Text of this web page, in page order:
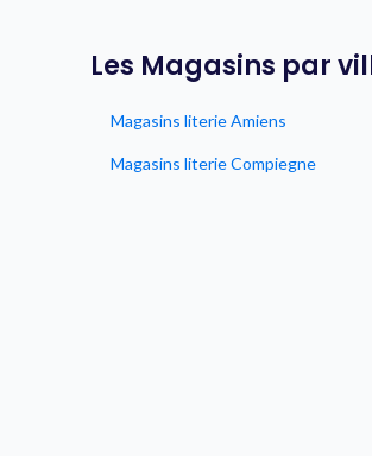
Les Magasins par
Magasins literie Amiens
Magasins literie Compiegne